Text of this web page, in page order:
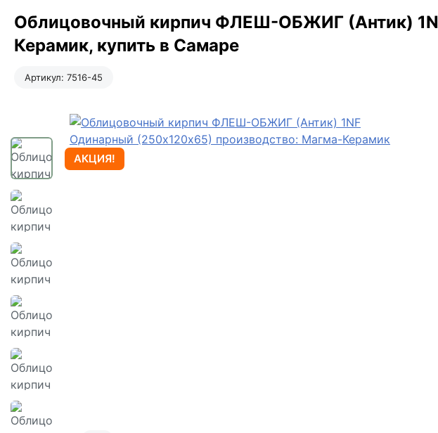
Облицовочный кирпич ФЛЕШ-ОБЖИГ (Антик)
Керамик, купить в Самаре
Артикул: 7516-45
АКЦИЯ!